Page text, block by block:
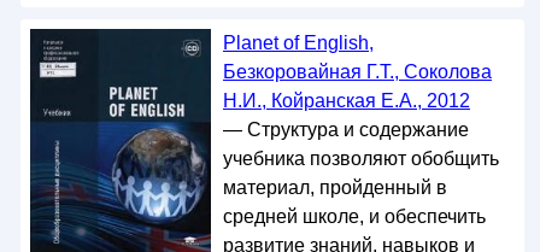
Planet of English,
Безкоровайная Г.Т., Соколова
Н.И., Койранская Е.А., 2012
— Структура и содержание
учебника позволяют обобщить
материал, пройденный в
средней школе, и обеспечить
развитие знаний, навыков и